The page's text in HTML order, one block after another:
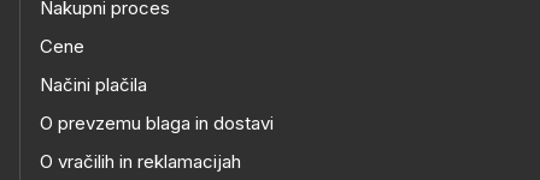
Nakupni proces
Cene
Načini plačila
O prevzemu blaga in dostavi
O vračilih in reklamacijah